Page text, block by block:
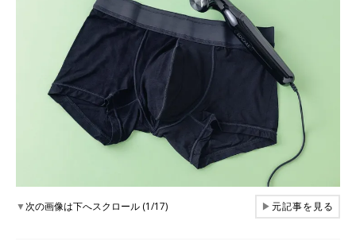
▼次の画像は下へスクロール (1/17) ▶元記事を見る